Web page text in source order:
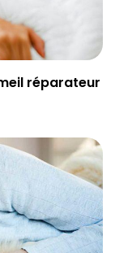
réparateur